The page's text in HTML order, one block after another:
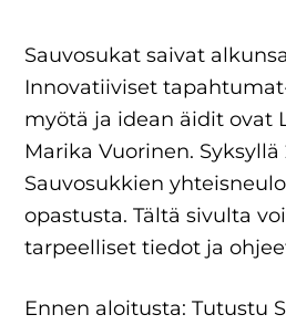
Sauvosukat saivat
Innovatiiviset
myötä ja idean äidit ovat
Marika Vuorinen.
Sauvosukkien
opastusta. Tältä sivulta
tarpeelliset tiedot ja
Ennen aloitusta: Tutustu